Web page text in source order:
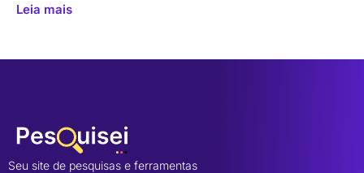
Leia mais
Seu site de pesquisas e ferramentas